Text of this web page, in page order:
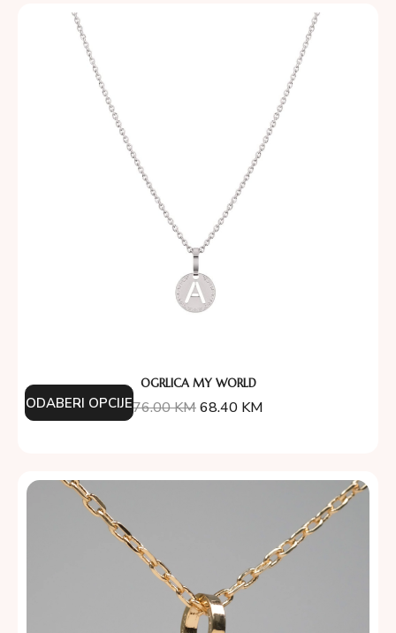
OGRLICA MY WORLD
76.00KM68.40 KM
ODABERI OPCIJE